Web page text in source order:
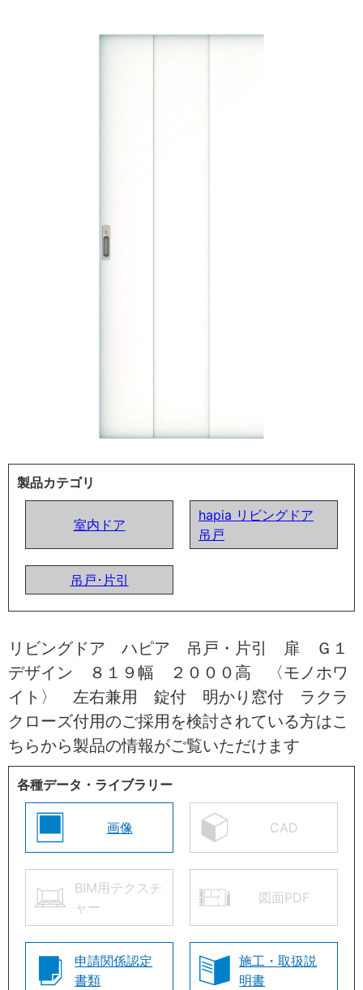
製品カテゴリ
室内ドア
hapia リビングドア
吊戸
吊戸･片引
リビングドア ハピア 吊戸・片引 扉 Ｇ１
デザイン ８１９幅 ２０００高 〈モノホワ
イト〉 左右兼用 錠付 明かり窓付 ラクラ
クローズ付用のご採用を検討されている方はこ
ちらから製品の情報がご覧いただけます
各種データ・ライブラリー
画像 CAD
BIM用テクスチ
ャー
図面PDF
申請関係認定
書類
施工・取扱説
明書